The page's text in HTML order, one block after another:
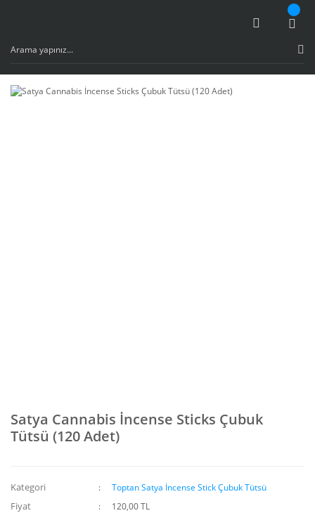
Satya Cannabis İncense Sticks Çubuk
Tütsü (120 Adet)
Kategori Toptan Satya İncense Stick Çubuk Tütsü
Fiyat 120,00 TL